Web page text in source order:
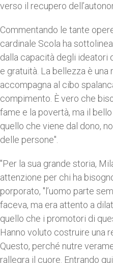
verso il recupero
Commentando le tante
cardinale Scola ha
dalla capacità degli ideatori
e gratuità. La bellezza è
accompagna al cibo
compimento. È vero che
fame e la povertà, ma il
quello che viene dal dono,
delle persone".
"Per la sua grande storia,
attenzione per chi ha
porporato, "l’uomo parte
faceva, ma era attento a
quello che i promotori di
Hanno voluto costruire una
Questo, perché nutre
rallegra il cuore. Entrando